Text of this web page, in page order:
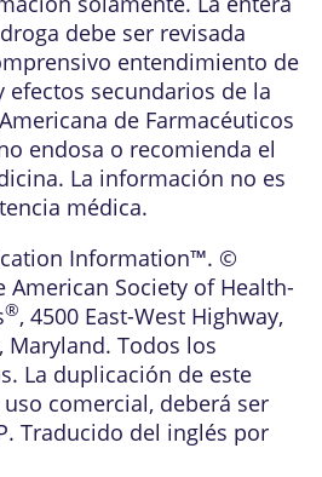
debe ser revisada
entendimiento de
efectos secundarios de la
de Farmacéuticos
endosa o recomienda el
La información no es
médica.
Information™. ©
American Society of Health-
®, 4500 East-West Highway,
Maryland. Todos los
La duplicación de este
comercial, deberá ser
Traducido del inglés por